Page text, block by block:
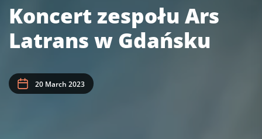
Koncert zespołu Ars
Latrans w Gdańsku
20 March 2023